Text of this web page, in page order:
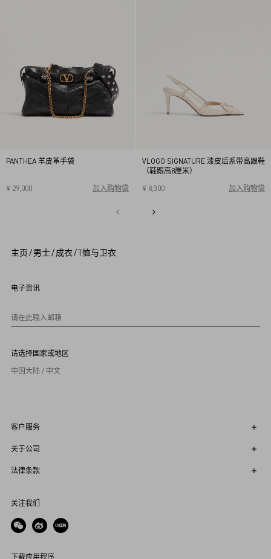
PANTHEA 羊皮革手袋
¥ 29,000 加入购物袋 34
36
39
VLOGO SIGNATURE 漆皮后系带高跟鞋
（鞋跟高8厘米）
¥ 8,300
加入购物袋
主页/男士/成衣/T恤与卫衣
电子资讯
请在此输入邮箱
请选择国家或地区
中国大陆 / 中文
客户服务
关于公司
法律条款
关注我们
下载应用程序